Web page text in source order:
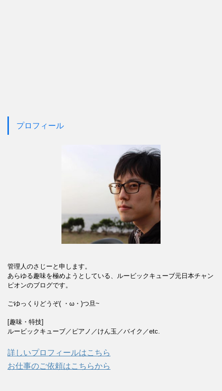
プロフィール
管理人のさじーと申します。
あらゆる趣味を極めようとしている、ルービックキューブ元日本チャン
ピオンのブログです。
ごゆっくりどうぞ( ・ω・)つ旦~
[趣味・特技]
ルービックキューブ／ピアノ／けん玉／バイク／etc.
詳しいプロフィールはこちら
お仕事のご依頼はこちらから